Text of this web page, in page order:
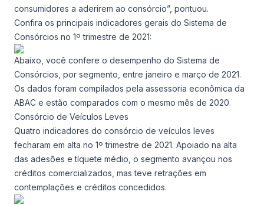
consumidores a aderirem ao consórcio”, pontuou.
Confira os principais indicadores gerais do Sistema de
Consórcios no 1º trimestre de 2021:
Abaixo, você confere o desempenho do Sistema de
Consórcios, por segmento, entre janeiro e março de 2021.
Os dados foram compilados pela assessoria econômica da
ABAC e estão comparados com o mesmo mês de 2020.
Consórcio de Veículos Leves
Quatro indicadores do consórcio de veículos leves
fecharam em alta no 1º trimestre de 2021. Apoiado na alta
das adesões e tíquete médio, o segmento avançou nos
créditos comercializados, mas teve retrações em
contemplações e créditos concedidos.